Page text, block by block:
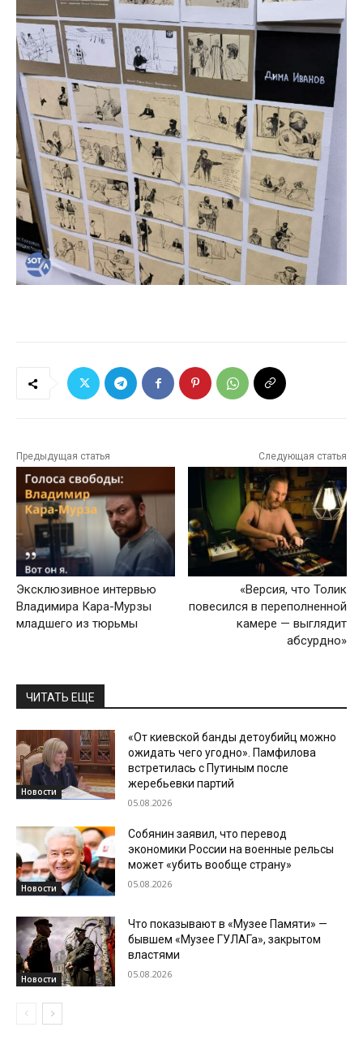
Предыдущая статья
Эксклюзивное интервью
Владимира Кара-Мурзы
младшего из тюрьмы
Следующая статья
«Версия, что Толик
повесился в переполненной
камере — выглядит
абсурдно»
ЧИТАТЬ ЕЩЕ
Новости
«От киевской банды детоубийц можно
ожидать чего угодно». Памфилова
встретилась с Путиным после
жеребьевки партий
05.08.2026
Новости
Собянин заявил, что перевод
экономики России на военные рельсы
может «убить вообще страну»
05.08.2026
Новости
Что показывают в «Музее Памяти» —
бывшем «Музее ГУЛАГа», закрытом
властями
05.08.2026